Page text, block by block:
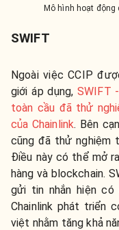
Mô hình hoạt động
SWIFT
Ngoài việc CCIP
giới áp dụng, SWIFT
toàn cầu đã thử
của Chainlink. Bên
cũng đã thử nghiệm
Điều này có thể mở
hàng và blockchain.
gửi tin nhắn hiện
Chainlink phát triển
việt nhằm tăng khả